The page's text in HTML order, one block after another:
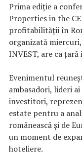
Prima ediţie a
Properties in the
profitabilităţii în
organizată
INVEST, are ca
Evenimentul
ambasadori, lideri
investitori,
estate pentru a
românească şi de
un moment de
hoteliere.